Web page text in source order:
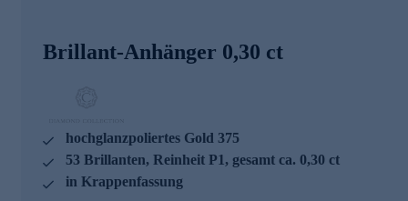
Brillant-Anhänger 0,30 ct
hochglanzpoliertes Gold 375
53 Brillanten, Reinheit P1, gesamt ca. 0,30 ct
in Krappenfassung